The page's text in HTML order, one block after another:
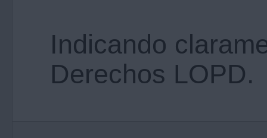
Indicando
Derechos LOPD.